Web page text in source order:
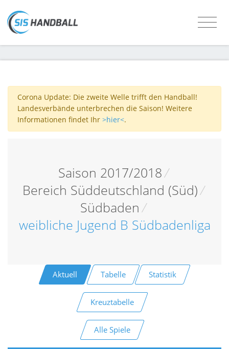
Corona Update: Die zweite Welle trifft den Handball!
Landesverbände unterbrechen die Saison! Weitere
Informationen findet Ihr >hier<.
Saison 2017/2018/
Bereich Süddeutschland (Süd)/
Südbaden /
weibliche Jugend B Südbadenliga
Aktuell Tabelle Statistik
Kreuztabelle
Alle Spiele